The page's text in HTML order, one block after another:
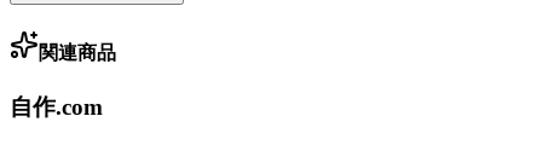
関連商品
自作.com